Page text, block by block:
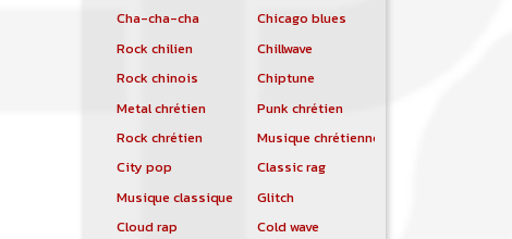
Cha-cha-cha
Chicago blues
Rock chilien
Chillwave
Rock chinois
Chiptune
Metal chrétien
Punk chrétien
Rock chrétien
Musique chrétienne contemporaine
City pop
Classic rag
Musique classique
Glitch
Cloud rap
Cold wave